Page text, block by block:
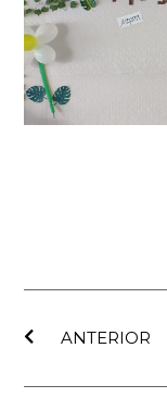
ANTERIOR